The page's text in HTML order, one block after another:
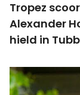
Tropez
Alexander
hield in